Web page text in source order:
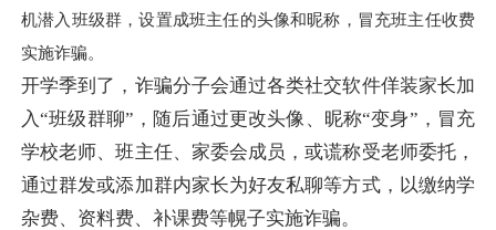
机潜入班级群，设置成班主任的头像和昵称，冒充班主任收费
实施诈骗。
开学季到了，诈骗分子会通过各类社交软件佯装家长加
入“班级群聊”，随后通过更改头像、昵称“变身”，冒充
学校老师、班主任、家委会成员，或谎称受老师委托，
通过群发或添加群内家长为好友私聊等方式，以缴纳学
杂费、资料费、补课费等幌子实施诈骗。